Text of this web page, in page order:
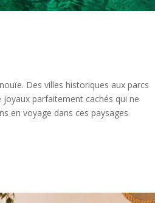
Des villes historiques aux parcs
parfaitement cachés qui ne
en voyage dans ces paysages